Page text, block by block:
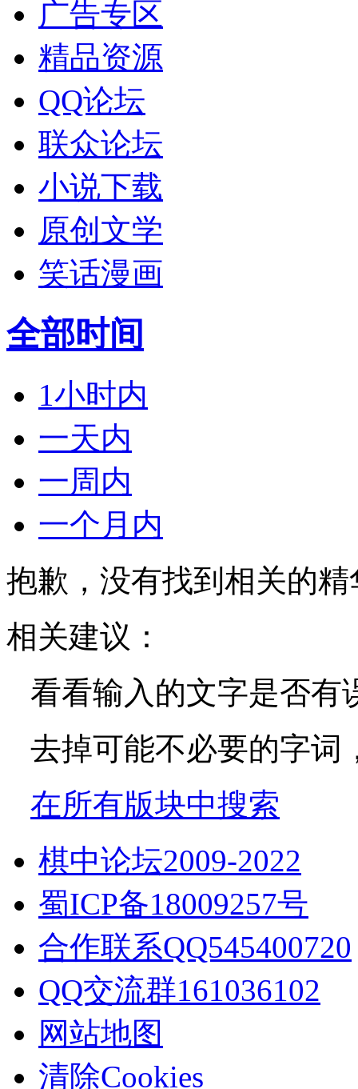
广告专区
精品资源
QQ论坛
联众论坛
小说下载
原创文学
笑话漫画
全部时间
1小时内
一天内
一周内
一个月内
抱歉，没有找到相关的精
相关建议：
看看输入的文字是否有
去掉可能不必要的字词
在所有版块中搜索
棋中论坛2009-2022
蜀ICP备18009257号
合作联系QQ545400720
QQ交流群161036102
网站地图
清除Cookies